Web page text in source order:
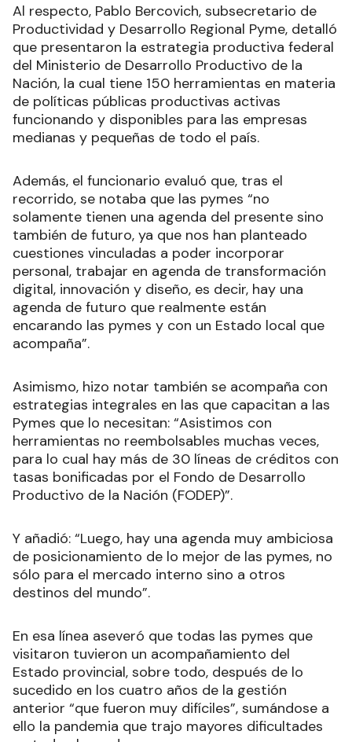
Al respecto, Pablo Bercovich, subsecretario de
Productividad y Desarrollo Regional Pyme, detalló
que presentaron la estrategia productiva federal
del Ministerio de Desarrollo Productivo de la
Nación, la cual tiene 150 herramientas en materia
de políticas públicas productivas activas
funcionando y disponibles para las empresas
medianas y pequeñas de todo el país.
Además, el funcionario evaluó que, tras el
recorrido, se notaba que las pymes “no
solamente tienen una agenda del presente sino
también de futuro, ya que nos han planteado
cuestiones vinculadas a poder incorporar
personal, trabajar en agenda de transformación
digital, innovación y diseño, es decir, hay una
agenda de futuro que realmente están
encarando las pymes y con un Estado local que
acompaña”.
Asimismo, hizo notar también se acompaña con
estrategias integrales en las que capacitan a las
Pymes que lo necesitan: “Asistimos con
herramientas no reembolsables muchas veces,
para lo cual hay más de 30 líneas de créditos con
tasas bonificadas por el Fondo de Desarrollo
Productivo de la Nación (FODEP)”.
Y añadió: “Luego, hay una agenda muy ambiciosa
de posicionamiento de lo mejor de las pymes, no
sólo para el mercado interno sino a otros
destinos del mundo”.
En esa línea aseveró que todas las pymes que
visitaron tuvieron un acompañamiento del
Estado provincial, sobre todo, después de lo
sucedido en los cuatro años de la gestión
anterior “que fueron muy difíciles”, sumándose a
ello la pandemia que trajo mayores dificultades